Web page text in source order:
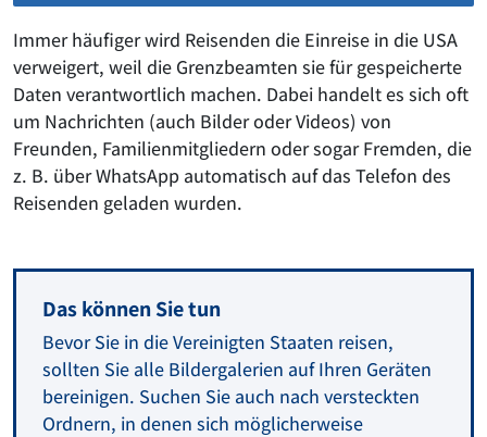
Immer häufiger wird Reisenden die Einreise in die USA
verweigert, weil die Grenzbeamten sie für gespeicherte
Daten verantwortlich machen. Dabei handelt es sich oft
um Nachrichten (auch Bilder oder Videos) von
Freunden, Familienmitgliedern oder sogar Fremden, die
z. B. über WhatsApp automatisch auf das Telefon des
Reisenden geladen wurden.
Das können Sie tun
Bevor Sie in die Vereinigten Staaten reisen,
sollten Sie alle Bildergalerien auf Ihren Geräten
bereinigen. Suchen Sie auch nach versteckten
Ordnern, in denen sich möglicherweise